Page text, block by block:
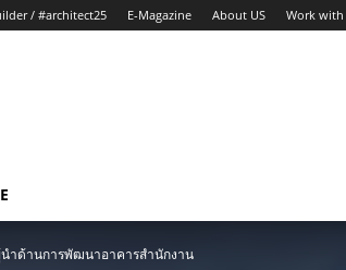
/ #architect25 E-Magazine About US Work with
ำด้านการพัฒนาอาคารสำนักงาน